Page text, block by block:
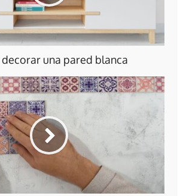
decorar una pared blanca